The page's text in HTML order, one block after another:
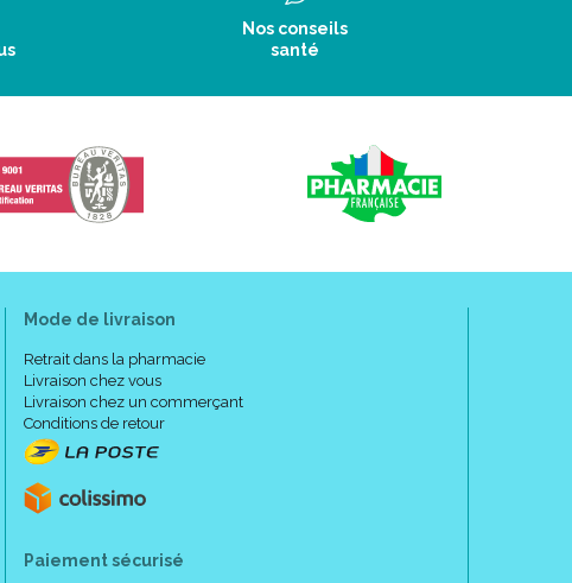
: pour ses propriétés anti-cholestérolémiantes, en
pathologie.
saccharose et du lactose. Si vous êtes intolérants à
de votre médecin avant d'utiliser ce médicament.
chez les patients présentant une intolérance au
héréditaires rares).
Nos conseils
santé
Mode de livraison
Retrait dans la pharmacie
Livraison chez vous
Livraison chez un commerçant
Conditions de retour
Paiement sécurisé